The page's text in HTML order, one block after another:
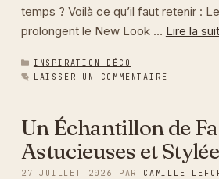
temps ? Voilà ce qu’il faut retenir :
prolongent le New Look … Lire la
CATÉGORIES
INSPIRATION DÉCO
LAISSER UN COMMENTAIRE
Un Échantillon de
Astucieuses et
27 JUILLET 2026 PAR CAMILLE